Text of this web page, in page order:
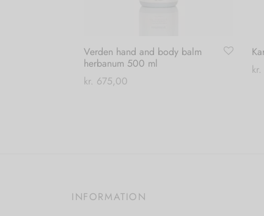
Verden hand and body balm
herbanum 500 ml
kr. 675,00
kr.
INFORMATION